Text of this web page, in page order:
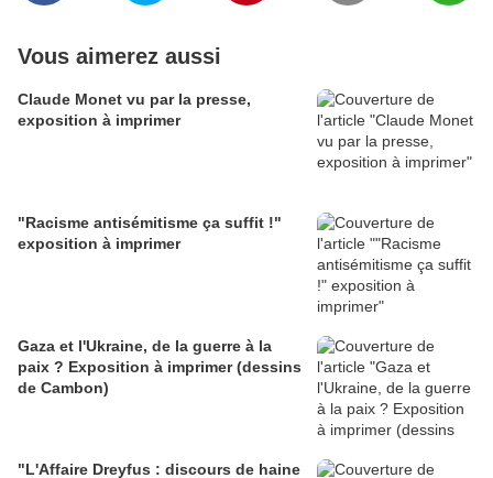
Vous aimerez aussi
Claude Monet vu par la presse,
exposition à imprimer
"Racisme antisémitisme ça suffit !"
exposition à imprimer
Gaza et l'Ukraine, de la guerre à la
paix ? Exposition à imprimer (dessins
de Cambon)
"L'Affaire Dreyfus : discours de haine